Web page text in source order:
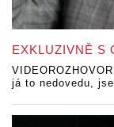
EXKLUZIVNĚ S
já to nedovedu,